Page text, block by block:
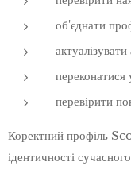
об'єднати
актуалізувати
переконатися
перевірити
Коректний профіль
ідентичності